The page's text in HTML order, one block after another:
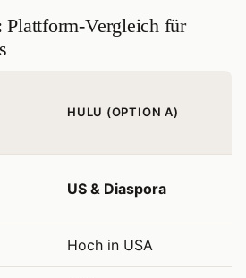
Plattform‑Vergleich für
HULU (OPTION A)
US & Diaspora
Hoch in USA